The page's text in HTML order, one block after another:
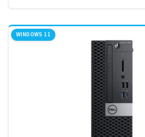
WINDOWS 11